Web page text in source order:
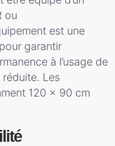
ou
est une
garantir
à l’usage de
Les
120 x 90 cm